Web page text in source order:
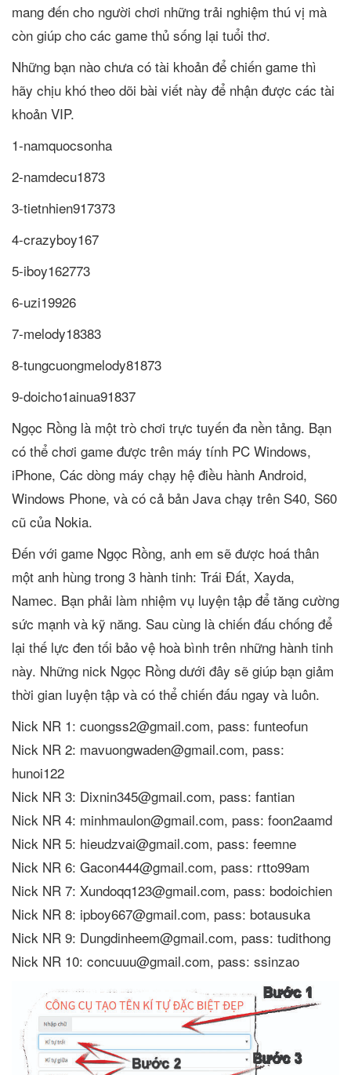
mang đến cho người chơi những trải nghiệm thú vị mà
còn giúp cho các game thủ sống lại tuổi thơ.
Những bạn nào chưa có tài khoản để chiến game thì
hãy chịu khó theo dõi bài viết này để nhận được các tài
khoản VIP.
1-namquocsonha
2-namdecu1873
3-tietnhien917373
4-crazyboy167
5-iboy162773
6-uzi19926
7-melody18383
8-tungcuongmelody81873
9-doicho1ainua91837
Ngọc Rồng là một trò chơi trực tuyến đa nền tảng. Bạn
có thể chơi game được trên máy tính PC Windows,
iPhone, Các dòng máy chạy hệ điều hành Android,
Windows Phone, và có cả bản Java chạy trên S40, S60
cũ của Nokia.
Đến với game Ngọc Rồng, anh em sẽ được hoá thân
một anh hùng trong 3 hành tinh: Trái Đất, Xayda,
Namec. Bạn phải làm nhiệm vụ luyện tập để tăng cường
sức mạnh và kỹ năng. Sau cùng là chiến đấu chống để
lại thế lực đen tối bảo vệ hoà bình trên những hành tinh
này. Những nick Ngọc Rồng dưới đây sẽ giúp bạn giảm
thời gian luyện tập và có thể chiến đấu ngay và luôn.
Nick NR 1: cuongss2@gmail.com, pass: funteofun
Nick NR 2: mavuongwaden@gmail.com, pass:
hunoi122
Nick NR 3: Dixnin345@gmail.com, pass: fantian
Nick NR 4: minhmaulon@gmail.com, pass: foon2aamd
Nick NR 5: hieudzvai@gmail.com, pass: feemne
Nick NR 6: Gacon444@gmail.com, pass: rtto99am
Nick NR 7: Xundoqq123@gmail.com, pass: bodoichien
Nick NR 8: ipboy667@gmail.com, pass: botausuka
Nick NR 9: Dungdinheem@gmail.com, pass: tudithong
Nick NR 10: concuuu@gmail.com, pass: ssinzao